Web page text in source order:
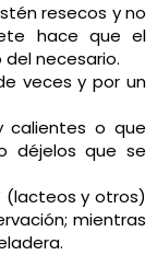
resecos y no
hace que el
necesario.
veces y por un
calientes o que
déjelos que se
(lacteos y otros)
mientras